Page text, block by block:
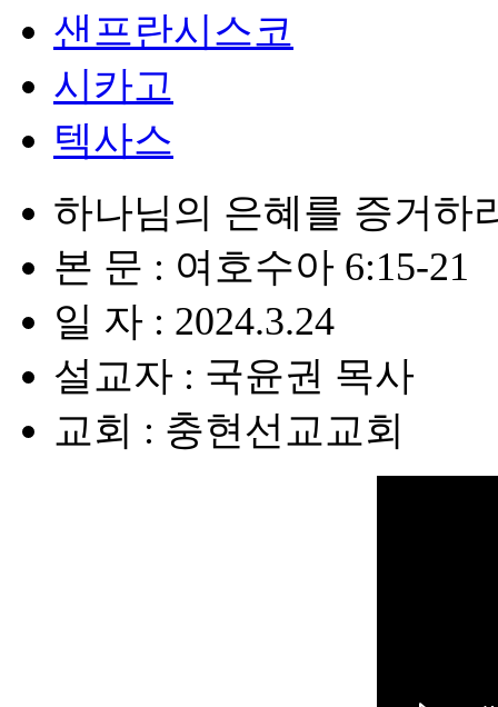
샌프란시스코
시카고
텍사스
하나님의 은혜를 증거하
본 문 : 여호수아 6:15-21
일 자 : 2024.3.24
설교자 : 국윤권 목사
교회 : 충현선교교회